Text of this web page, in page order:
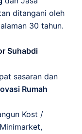
ditangani oleh
30 tahun.
Suhabdi
sasaran dan
Rumah
Kost /